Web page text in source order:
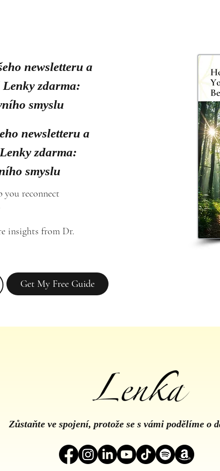
newsletteru a
zdarma:
smyslu
newsletteru a
zdarma:
smyslu
you reconnect
insights from Dr.
Get My Free Guide
Zůstaňte ve spojení, protože se s vámi podělíme o